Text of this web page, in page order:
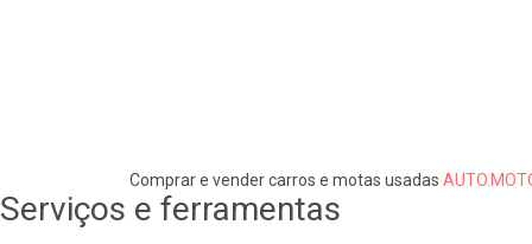
Comprar e vender carros e motas usadas
Serviços e ferramentas